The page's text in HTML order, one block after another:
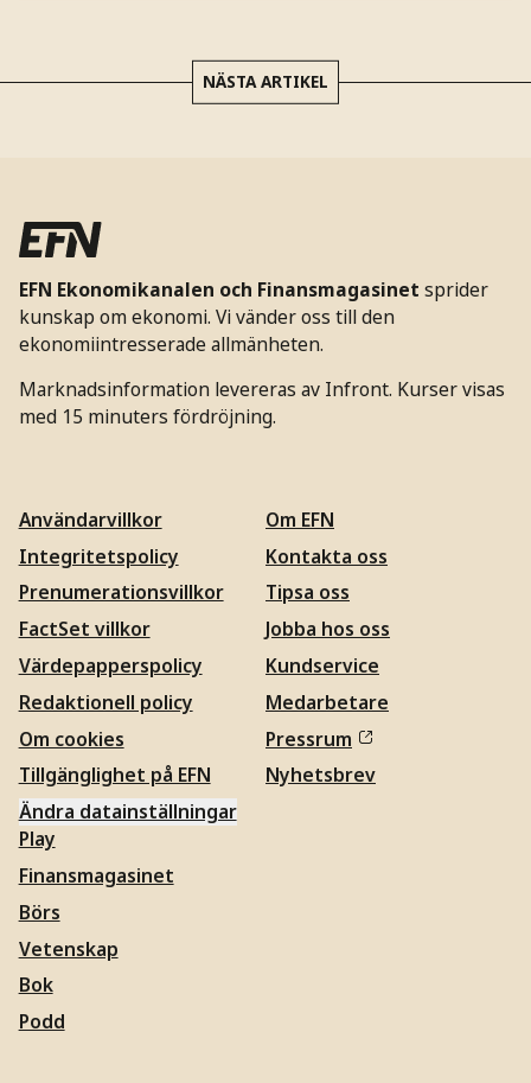
NÄSTA ARTIKEL
EFN Ekonomikanalen och Finansmagasinet sprider
kunskap om ekonomi. Vi vänder oss till den
ekonomiintresserade allmänheten.
Marknadsinformation levereras av Infront. Kurser visas
med 15 minuters fördröjning.
Användarvillkor
Integritetspolicy
Prenumerationsvillkor
FactSet villkor
Värdepapperspolicy
Redaktionell policy
Om cookies
Tillgänglighet på EFN
Ändra datainställningar
Om EFN
Kontakta oss
Tipsa oss
Jobba hos oss
Kundservice
Medarbetare
Pressrum
Nyhetsbrev
Play
Finansmagasinet
Börs
Vetenskap
Bok
Podd